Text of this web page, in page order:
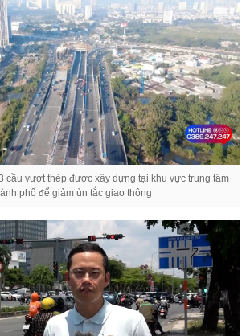
cầu vượt thép được xây dựng tại khu vực trung tâm
phố để giảm ùn tắc giao thông